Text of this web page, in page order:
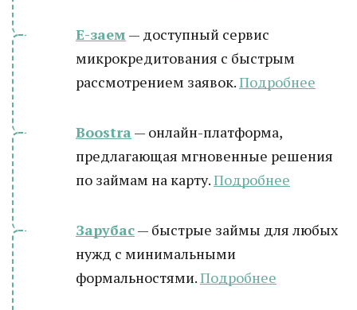
Е-заем — доступный сервис
микрокредитования с быстрым
рассмотрением заявок.Подробнее
Boostra — онлайн-платформа,
предлагающая мгновенные решения
по займам на карту.Подробнее
Зарубас— быстрые займы для любых
нужд с минимальными
формальностями.Подробнее